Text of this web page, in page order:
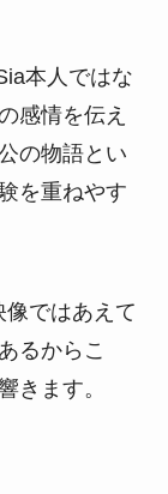
本人ではな
感情を伝え
の物語とい
を重ねやす
ではあえて
るからこ
きます。